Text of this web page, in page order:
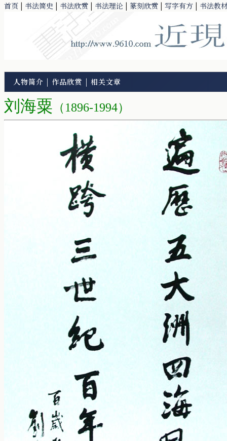
首页 | 书法简史 | 书法欣赏 | 书法理论 | 篆刻欣赏 | 写字有方 | 书法教
人物简介 | 作品欣赏 | 相关文章
刘海粟 （1896-1994）